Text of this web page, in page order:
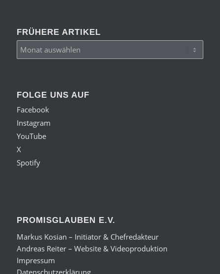
FRÜHERE ARTIKEL
FOLGE UNS AUF
Facebook
Instagram
YouTube
X
Spotify
PROMISGLAUBEN E.V.
Markus Kosian – Initiator & Chefredakteur
Andreas Reiter – Website & Videoproduktion
Impressum
Datenschutzerklärung